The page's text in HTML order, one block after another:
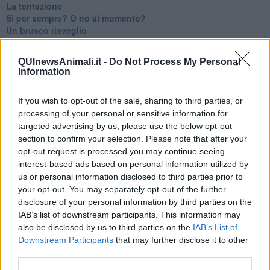
QUInewsAnimali.it - Do Not Process My Personal
Information
If you wish to opt-out of the sale, sharing to third parties, or
processing of your personal or sensitive information for
targeted advertising by us, please use the below opt-out
section to confirm your selection. Please note that after your
opt-out request is processed you may continue seeing
interest-based ads based on personal information utilized by
us or personal information disclosed to third parties prior to
your opt-out. You may separately opt-out of the further
disclosure of your personal information by third parties on the
IAB’s list of downstream participants. This information may
also be disclosed by us to third parties on the IAB’s List of
Downstream Participants that may further disclose it to other
La tentazione
​Sì per sempre? O no al momento?
Un brusco risveglio
Ora come allora
Andare oltre lo specchio
Parlare con la televisione
La ricreazione è finita
La buona notizia
Natale con l'elmetto
Valori dubbi miti fasulli
Demeritocrazia
La tivvù pallonara
Halloween
​Lucrezia Borgia, una storia di potere
Facile profezia
Il terzo compito
L'abiura di Galileo
Fu vera gloria?
La guerricciola delle due rose
La truffa all'anziano